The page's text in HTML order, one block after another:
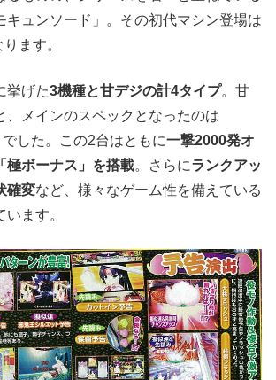
キュンソード」。その初代マシン登場は
ります。
挙げた3機種と甘デジの計4タイプ。甘
、メインのスペックとなったのは
でした。この2台はともに一撃2000発オ
極ボーナス」を搭載。さらにランクアッ
確変など、様々なゲーム性を備えている
ます。